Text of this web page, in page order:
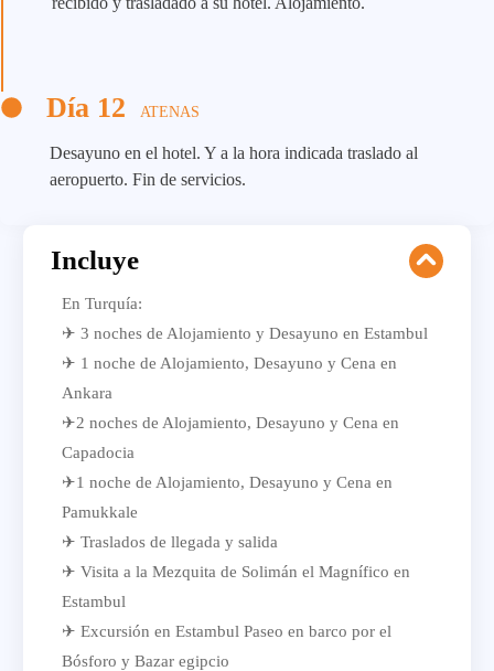
Día 12 ATENAS
Desayuno en el hotel. Y a la hora indicada traslado al
aeropuerto. Fin de servicios.
Incluye
En Turquía:
✈ 3 noches de Alojamiento y Desayuno en Estambul
✈ 1 noche de Alojamiento, Desayuno y Cena en
Ankara
✈2 noches de Alojamiento, Desayuno y Cena en
Capadocia
✈1 noche de Alojamiento, Desayuno y Cena en
Pamukkale
✈ Traslados de llegada y salida
✈ Visita a la Mezquita de Solimán el Magnífico en
Estambul
✈ Excursión en Estambul Paseo en barco por el
Bósforo y Bazar egipcio